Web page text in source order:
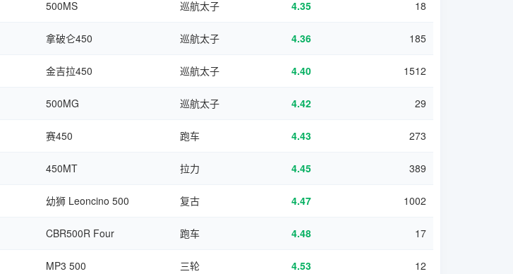
500MS 巡航太子 4.35 18
拿破仑450 巡航太子 4.36 185
金吉拉450 巡航太子 4.40 1512
500MG 巡航太子 4.42 29
赛450 跑车 4.43 273
450MT 拉力 4.45 389
幼狮 Leoncino 500 复古 4.47 1002
CBR500R Four 跑车 4.48 17
MP3 500 三轮 4.53 12